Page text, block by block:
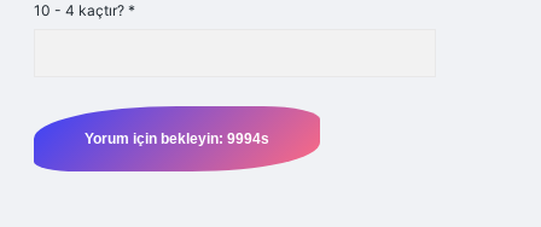
10 - 4 kaçtır? *